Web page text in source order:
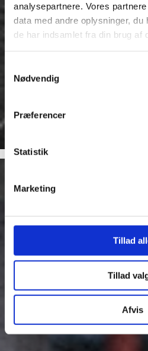
analysepartnere. Vores
data med andre oplysninger, du
de har indsamlet fra din brug af
Nødvendig
Præferencer
Statistik
Marketing
Tillad
Tillad
Afvis
tät packning med